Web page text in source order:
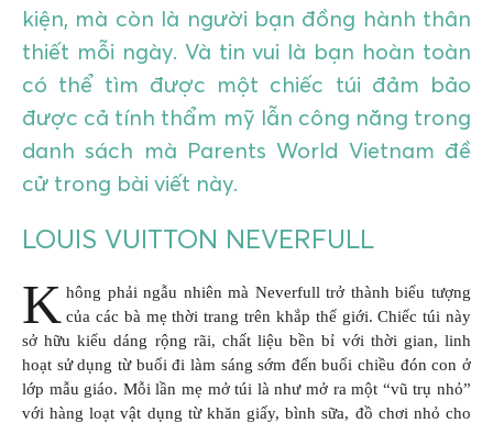
kiện, mà còn là người bạn đồng hành thân
thiết mỗi ngày. Và tin vui là bạn hoàn toàn
có thể tìm được một chiếc túi đảm bảo
được cả tính thẩm mỹ lẫn công năng trong
danh sách mà Parents World Vietnam đề
cử trong bài viết này.
LOUIS VUITTON NEVERFULL
K hông phải ngẫu nhiên mà Neverfull trở thành biểu tượng
của các bà mẹ thời trang trên khắp thế giới. Chiếc túi này
sở hữu kiểu dáng rộng rãi, chất liệu bền bỉ với thời gian, linh
hoạt sử dụng từ buổi đi làm sáng sớm đến buổi chiều đón con ở
lớp mẫu giáo. Mỗi lần mẹ mở túi là như mở ra một “vũ trụ nhỏ”
với hàng loạt vật dụng từ khăn giấy, bình sữa, đồ chơi nhỏ cho